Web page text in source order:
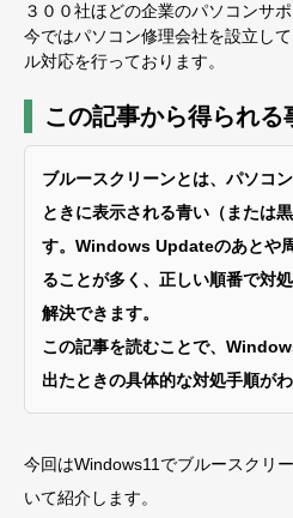
３００社ほどの企業のパソコンサ
今ではパソコン修理会社を設立し
ル対応を行っております。
この記事から得られる
ブルースクリーンとは、パソコ
ときに表示される青い（または
す。Windows Updateのあとや
ることが多く、正しい順番で対
解決できます。
この記事を読むことで、
出たときの具体的な対処手順がわ
今回はWindows11でブルースクリ
いて紹介します。